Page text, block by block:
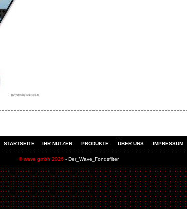
STARTSEITE IHR NUTZEN PRODUKTE ÜBER UNS IMPRESSUM
© wave gmbh 2026 - Der_Wave_Fondsfilter